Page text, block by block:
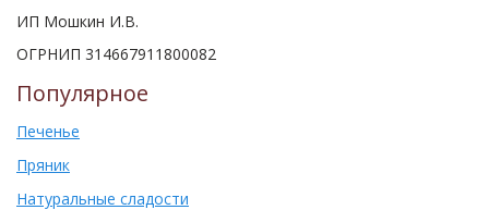
ИП Мошкин И.В.
ОГРНИП 314667911800082
Популярное
Печенье
Пряник
Натуральные сладости